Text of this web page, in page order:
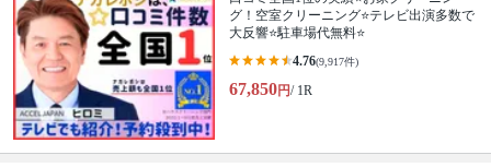
グ！空室クリーニング⭐テレビ出演多数で
大反響⭐駐車場代無料⭐
4.76(9,917件)
67,850円/ 1R